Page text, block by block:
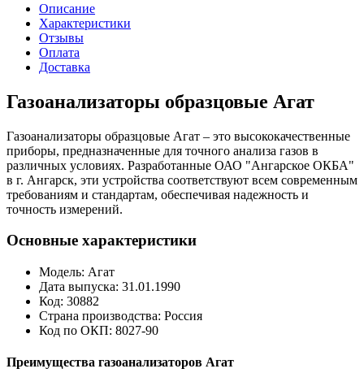
Описание
Характеристики
Отзывы
Оплата
Доставка
Газоанализаторы образцовые Агат
Газоанализаторы образцовые Агат – это высококачественные
приборы, предназначенные для точного анализа газов в
различных условиях. Разработанные ОАО "Ангарское ОКБА"
в г. Ангарск, эти устройства соответствуют всем современным
требованиям и стандартам, обеспечивая надежность и
точность измерений.
Основные характеристики
Модель: Агат
Дата выпуска: 31.01.1990
Код: 30882
Страна производства: Россия
Код по ОКП: 8027-90
Преимущества газоанализаторов Агат